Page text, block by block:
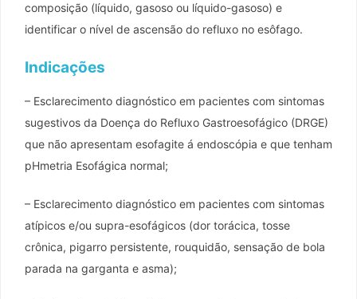
composição (líquido, gasoso ou líquido-gasoso) e
identificar o nível de ascensão do refluxo no esôfago.
Indicações
– Esclarecimento diagnóstico em pacientes com sintomas
sugestivos da Doença do Refluxo Gastroesofágico (DRGE)
que não apresentam esofagite á endoscópia e que tenham
pHmetria Esofágica normal;
– Esclarecimento diagnóstico em pacientes com sintomas
atípicos e/ou supra-esofágicos (dor torácica, tosse
crônica, pigarro persistente, rouquidão, sensação de bola
parada na garganta e asma);